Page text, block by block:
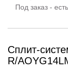
Под заказ - есть
Сплит-
R/